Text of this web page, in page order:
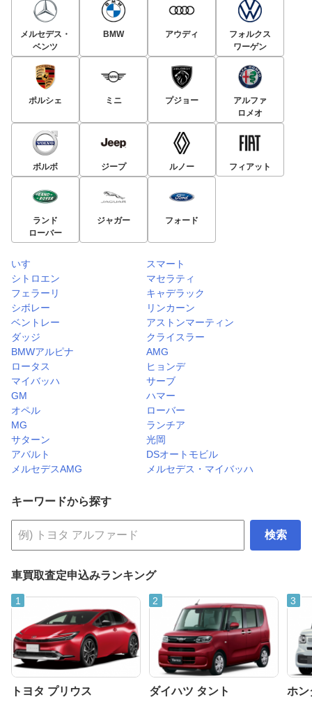
メルセデス・
ベンツ
BMW アウディ
フォルクス
ワーゲン
ポルシェ ミニ プジョー
アルファ
ロメオ
ボルボ ジープ ルノー フィアット
ランド
ローバー
ジャガー フォード
いすゞ
スマート
シトロエン
マセラティ
フェラーリ
キャデラック
シボレー
リンカーン
ベントレー
アストンマーティン
ダッジ
クライスラー
BMWアルピナ
AMG
ロータス
ヒョンデ
マイバッハ
サーブ
GM
ハマー
オペル
ローバー
MG
ランチア
サターン
光岡
アバルト
DSオートモビル
メルセデスAMG
メルセデス・マイバッハ
キーワードから探す
検索
車買取査定申込みランキング
トヨタ プリウス ダイハツ タント ホン